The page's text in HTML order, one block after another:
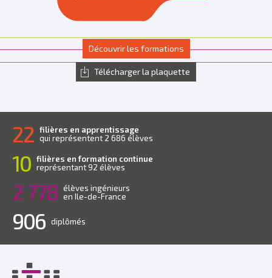
Découvrir les formations
Télécharger la plaquette
22 filières en apprentissage
qui représentent 2 686 élèves
10 filières en formation continue
représentant 92 élèves
2 778 élèves ingénieurs
en Ile-de-France
906 diplômés